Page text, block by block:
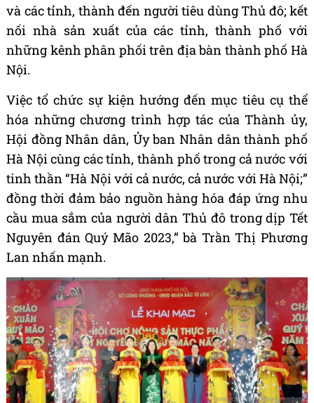
và các tỉnh, thành đến người tiêu dùng Thủ đô; kết
nối nhà sản xuất của các tỉnh, thành phố với
những kênh phân phối trên địa bàn thành phố Hà
Nội.
Việc tổ chức sự kiện hướng đến mục tiêu cụ thể
hóa những chương trình hợp tác của Thành ủy,
Hội đồng Nhân dân, Ủy ban Nhân dân thành phố
Hà Nội cùng các tỉnh, thành phố trong cả nước với
tinh thần “Hà Nội với cả nước, cả nước với Hà Nội;”
đồng thời đảm bảo nguồn hàng hóa đáp ứng nhu
cầu mua sắm của người dân Thủ đô trong dịp Tết
Nguyên đán Quý Mão 2023,” bà Trần Thị Phương
Lan nhấn mạnh.